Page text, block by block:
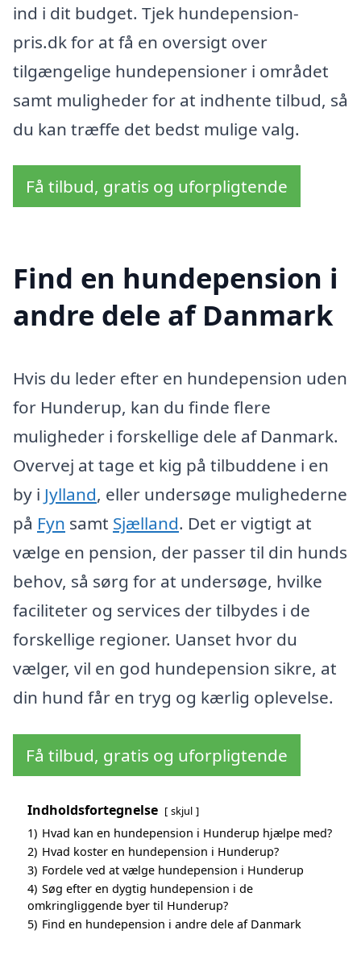
ind i dit budget. Tjek hundepension-
pris.dk for at få en oversigt over
tilgængelige hundepensioner i området
samt muligheder for at indhente tilbud, så
du kan træffe det bedst mulige valg.
Få tilbud, gratis og uforpligtende
Find en hundepension i
andre dele af Danmark
Hvis du leder efter en hundepension uden
for Hunderup, kan du finde flere
muligheder i forskellige dele af Danmark.
Overvej at tage et kig på tilbuddene i en
by i Jylland, eller undersøge mulighederne
på Fyn samt Sjælland. Det er vigtigt at
vælge en pension, der passer til din hunds
behov, så sørg for at undersøge, hvilke
faciliteter og services der tilbydes i de
forskellige regioner. Uanset hvor du
vælger, vil en god hundepension sikre, at
din hund får en tryg og kærlig oplevelse.
Få tilbud, gratis og uforpligtende
Indholdsfortegnelse skjul
1) Hvad kan en hundepension i Hunderup hjælpe med?
2) Hvad koster en hundepension i Hunderup?
3) Fordele ved at vælge hundepension i Hunderup
4) Søg efter en dygtig hundepension i de
omkringliggende byer til Hunderup?
5) Find en hundepension i andre dele af Danmark